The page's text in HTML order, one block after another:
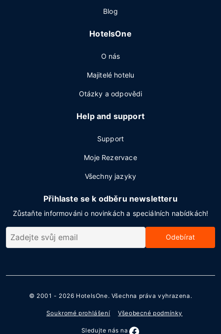
Blog
HotelsOne
O nás
Majitelé hotelu
Otázky a odpovědi
Help and support
Support
Moje Rezervace
Všechny jazyky
Přihlaste se k odběru newsletteru
Zůstaňte informováni o novinkách a speciálních nabídkách!
Odebírat
© 2001 - 2026 HotelsOne. Všechna práva vyhrazena.
Soukromé prohlášení Všeobecné podmínky
Sledujte nás na